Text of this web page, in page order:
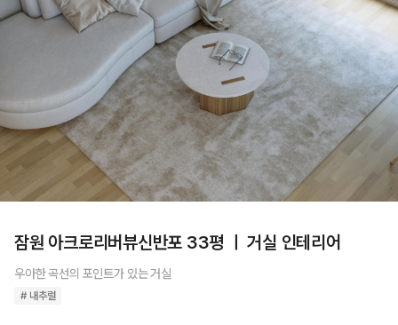
잠원 아크로리버뷰신반포 33평 ㅣ 거실 인테리어
우아한 곡선의 포인트가 있는 거실
# 내추럴